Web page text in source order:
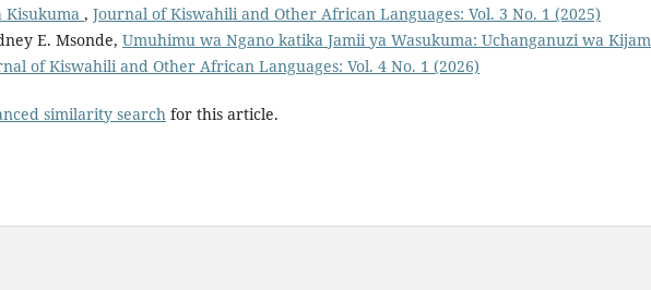
Kisukuma , Journal of Kiswahili and Other African Languages: Vol. 3 No. 1 (2025)
E. Msonde, Umuhimu wa Ngano katika Jamii ya Wasukuma: Uchanganuzi wa
of Kiswahili and Other African Languages: Vol. 4 No. 1 (2026)
similarity search for this article.